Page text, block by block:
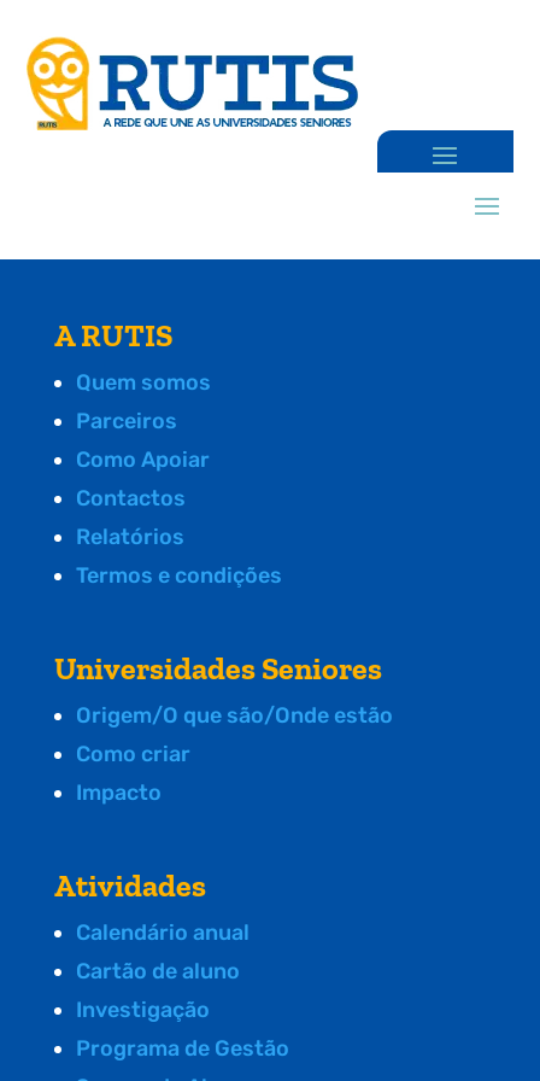
A RUTIS
Quem somos
Parceiros
Como Apoiar
Contactos
Relatórios
Termos e condições
Universidades Seniores
Origem/O que são/Onde estão
Como criar
Impacto
Atividades
Calendário anual
Cartão de aluno
Investigação
Programa de Gestão